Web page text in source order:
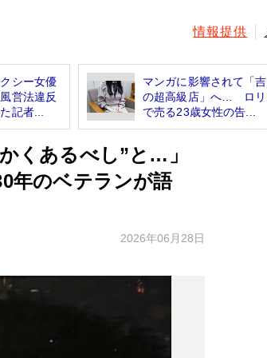
情報提供
シー女優
営法違反
記者...
マンガに影響されて「
の超高級店」へ… ロリ
で売る23歳女性の告...
くあるべし”と…」
年のベテランが語
2026年06月28日